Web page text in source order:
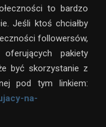
to bardzo
Jeśli ktoś chciałby
followersów,
pakiety
być skorzystanie z
pod tym linkiem:
na-